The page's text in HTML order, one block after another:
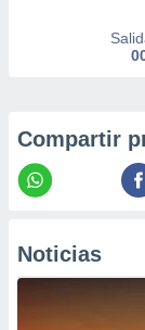
su
u
en
Compartir
Noticias